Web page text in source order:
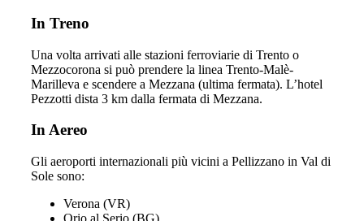
In Treno
Una volta arrivati alle stazioni ferroviarie di Trento o
Mezzocorona si può prendere la linea Trento-Malè-
Marilleva e scendere a Mezzana (ultima fermata). L’hotel
Pezzotti dista 3 km dalla fermata di Mezzana.
In Aereo
Gli aeroporti internazionali più vicini a Pellizzano in Val di
Sole sono:
Verona (VR)
Orio al Serio (BG)